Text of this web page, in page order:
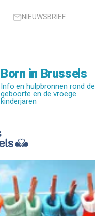
NIEUWSBRIEF
Born in Brussels
Info en hulpbronnen rond de
geboorte en de vroege
kinderjaren